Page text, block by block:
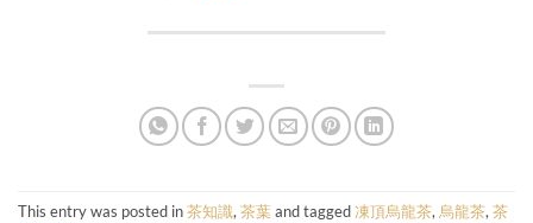
This entry was posted in茶知識, 茶葉and tagged凍頂烏龍茶, 烏龍茶, 茶